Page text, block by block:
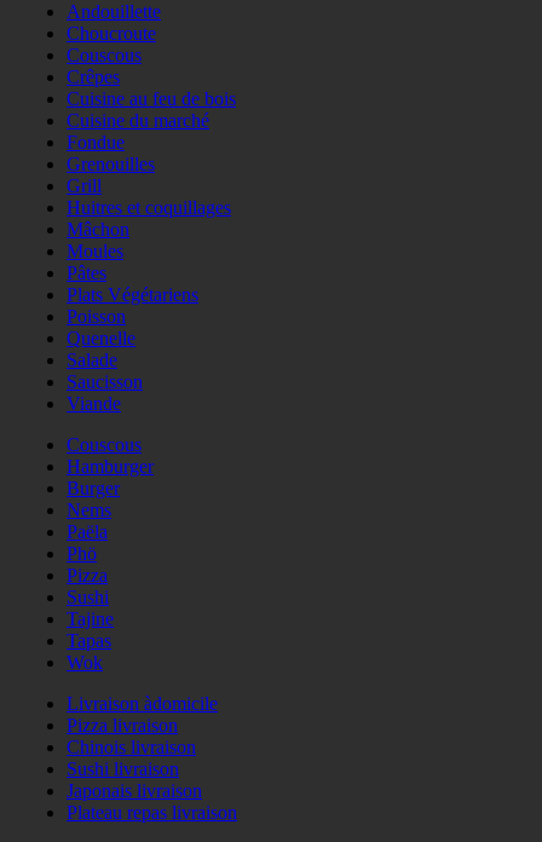
Andouillette
Choucroute
Couscous
Crêpes
Cuisine au feu de bois
Cuisine du marché
Fondue
Grenouilles
Grill
Huitres et coquillages
Mâchon
Moules
Pâtes
Plats Végétariens
Poisson
Quenelle
Salade
Saucisson
Viande
Couscous
Hamburger
Burger
Nems
Paëla
Phö
Pizza
Sushi
Tajine
Tapas
Wok
Livraison àdomicile
Pizza livraison
Chinois livraison
Sushi livraison
Japonais livraison
Plateau repas livraison